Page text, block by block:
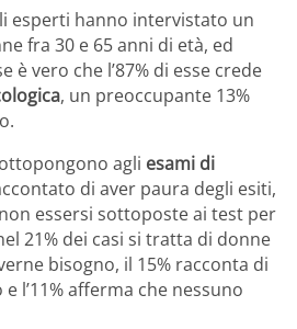
esperti hanno intervistato un
fra 30 e 65 anni di età, ed
è vero che l’87% di esse crede
, un preoccupante 13%
agli esami di
di aver paura degli esiti,
essersi sottoposte ai test per
21% dei casi si tratta di donne
bisogno, il 15% racconta di
l’11% afferma che nessuno